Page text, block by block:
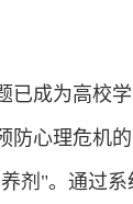
已成为高校
防心理危机
剂"。通过